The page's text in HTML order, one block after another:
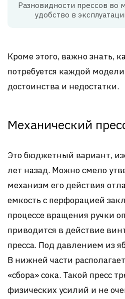
Разновидности прессов во
удобство в
Кроме этого, важно знать,
потребуется каждой
достоинства и недостатки.
Механический
Это бюджетный вариант,
лет назад. Можно смело
механизм его действия
емкость с перфорацией
процессе вращения ручки
приводится в действие
пресса. Под давлением из
В нижней части
«сбора» сока. Такой пресс
физических усилий и не